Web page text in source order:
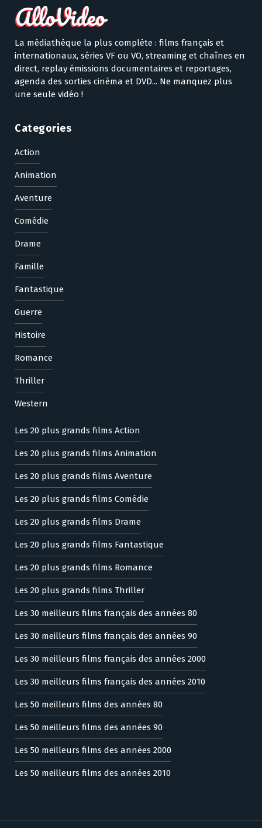
La médiathèque la plus complète : films français et
internationaux, séries VF ou VO, streaming et chaînes en
direct, replay émissions documentaires et reportages,
agenda des sorties cinéma et DVD... Ne manquez plus
une seule vidéo !
Categories
Action
Animation
Aventure
Comédie
Drame
Famille
Fantastique
Guerre
Histoire
Romance
Thriller
Western
Les 20 plus grands films Action
Les 20 plus grands films Animation
Les 20 plus grands films Aventure
Les 20 plus grands films Comédie
Les 20 plus grands films Drame
Les 20 plus grands films Fantastique
Les 20 plus grands films Romance
Les 20 plus grands films Thriller
Les 30 meilleurs films français des années 80
Les 30 meilleurs films français des années 90
Les 30 meilleurs films français des années 2000
Les 30 meilleurs films français des années 2010
Les 50 meilleurs films des années 80
Les 50 meilleurs films des années 90
Les 50 meilleurs films des années 2000
Les 50 meilleurs films des années 2010